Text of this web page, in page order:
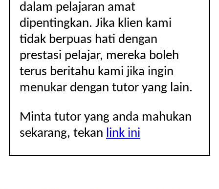
dalam pelajaran amat
dipentingkan. Jika klien kami
tidak berpuas hati dengan
prestasi pelajar, mereka boleh
terus beritahu kami jika ingin
menukar dengan tutor yang lain.
Minta tutor yang anda mahukan
sekarang, tekan link ini